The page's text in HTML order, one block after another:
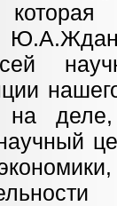
которая
на